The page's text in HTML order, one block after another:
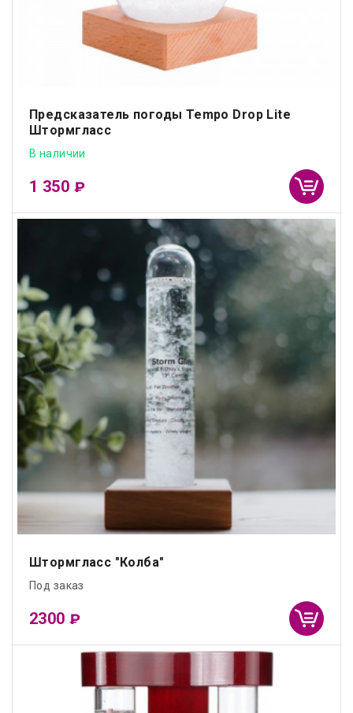
Предсказатель погоды Tempo Drop Lite
Штормгласс
В наличии
1 350 ₽
Штормгласс "Колба"
Под заказ
2300₽